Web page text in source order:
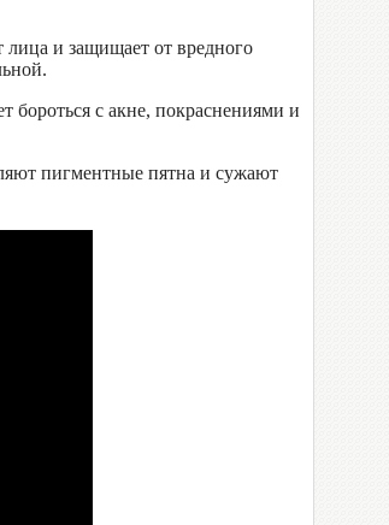
лица и защищает от вредного
с акне, покраснениями и
пигментные пятна и сужают